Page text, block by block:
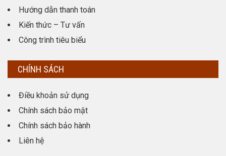
Hướng dẫn thanh toán
Kiến thức – Tư vấn
Công trình tiêu biểu
CHÍNH SÁCH
Điều khoản sử dụng
Chính sách bảo mật
Chính sách bảo hành
Liên hệ